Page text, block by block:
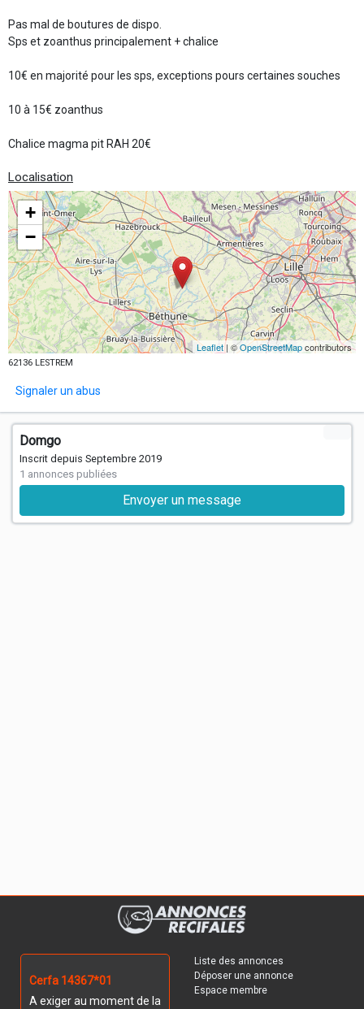
Pas mal de boutures de dispo.
Sps et zoanthus principalement + chalice
10€ en majorité pour les sps, exceptions pours certaines souches
10 à 15€ zoanthus
Chalice magma pit RAH 20€
Localisation
+
−
Leaflet| ©OpenStreetMapcontributors
62136 LESTREM
Signaler un abus
Domgo
Inscrit depuis Septembre 2019
1 annonces publiées
Envoyer un message
Cerfa 14367*01
A exiger au moment de la
Liste des annonces
Déposer une annonce
Espace membre